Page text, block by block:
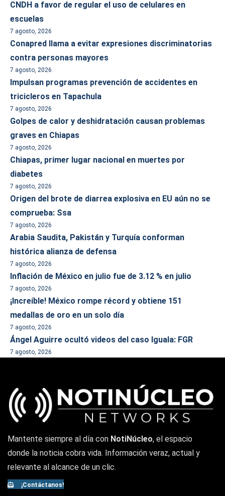
CNDH a favor de regular el uso de celulares en
escuelas
7 agosto, 2026
Conapred llama a evitar expresiones discriminatorias
contra personas mayores
7 agosto, 2026
Impulsan programas prevención de accidentes en
tricicleros en Tapachula
7 agosto, 2026
Golpes de calor y deshidratación causan problemas
graves en Chiapas
7 agosto, 2026
Chiapas, primer lugar nacional en muertes por
diabetes
7 agosto, 2026
Origen del brote de diarrea explosiva en EU aún no se
comprueba: Ssa
7 agosto, 2026
Arabia Saudita, Pakistán y Turquía conforman
histórica alianza de defensa
7 agosto, 2026
Inflación de México en julio fue de 3.12 % en julio
7 agosto, 2026
¡Increíble! México rompe récord y obtiene 151
medallas de oro en un solo día
7 agosto, 2026
Ángel Aguirre ocultó videos del caso Iguala: FGR
7 agosto, 2026
Mantente siempre al día con NotiNúcleo, el espacio
donde la noticia cobra vida. Información veraz, actual y
relevante al alcance de un clic.
¡Contáctanos!